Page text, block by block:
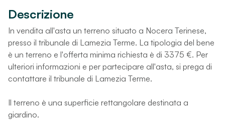
Descrizione
In vendita all'asta un terreno situato a Nocera Terinese,
presso il tribunale di Lamezia Terme. La tipologia del bene
è un terreno e l'offerta minima richiesta è di 3375 €. Per
ulteriori informazioni e per partecipare all'asta, si prega di
contattare il tribunale di Lamezia Terme.
Il terreno è una superficie rettangolare destinata a
giardino.